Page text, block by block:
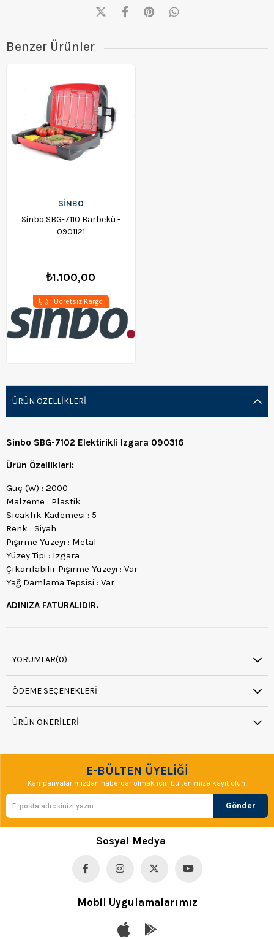
Benzer Ürünler
SİNBO
Sinbo SBG-7110 Barbekü -
0901121
₺1.100,00
Ücretsiz Kargo
ÜRÜN ÖZELLIKLERI
Sinbo SBG-7102 Elektirikli Izgara 090316
Ürün Özellikleri:
Güç (W) : 2000
Malzeme : Plastik
Sıcaklık Kademesi : 5
Renk : Siyah
Pişirme Yüzeyi : Metal
Yüzey Tipi : Izgara
Çıkarılabilir Pişirme Yüzeyi : Var
Yağ Damlama Tepsisi : Var
ADINIZA FATURALIDIR.
YORUMLAR(0)
ÖDEME SEÇENEKLERI
ÜRÜN ÖNERILERI
E-BÜLTEN ÜYELİĞİ
Kampanyalarımızdan haberdar olmak için bültenimize kayıt olun!
Gönder
Sosyal Medya
Mobil Uygulamalarımız